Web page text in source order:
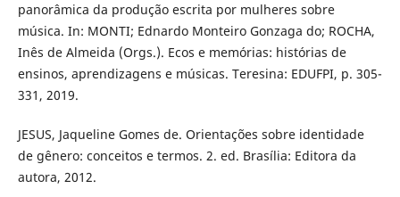
panorâmica da produção escrita por mulheres sobre
música. In: MONTI; Ednardo Monteiro Gonzaga do; ROCHA,
Inês de Almeida (Orgs.). Ecos e memórias: histórias de
ensinos, aprendizagens e músicas. Teresina: EDUFPI, p. 305-
331, 2019.
JESUS, Jaqueline Gomes de. Orientações sobre identidade
de gênero: conceitos e termos. 2. ed. Brasília: Editora da
autora, 2012.